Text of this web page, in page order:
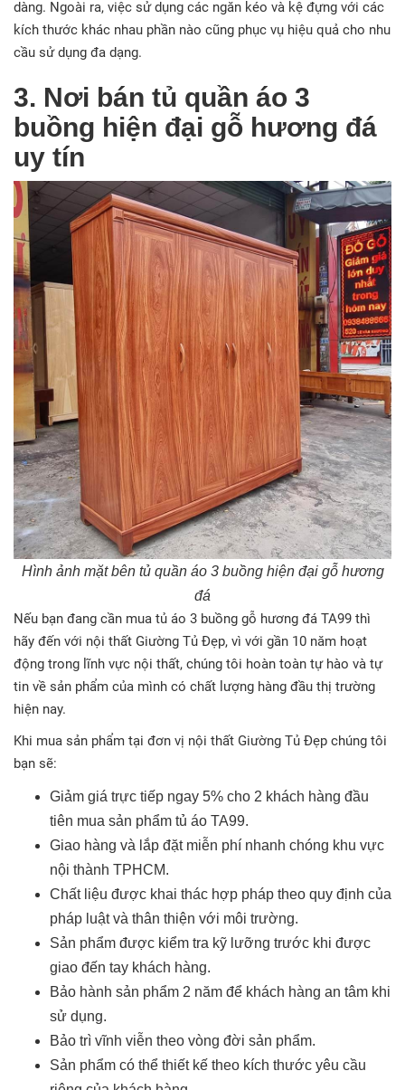
dàng. Ngoài ra, việc sử dụng các ngăn kéo và kệ đựng với các
kích thước khác nhau phần nào cũng phục vụ hiệu quả cho nhu
cầu sử dụng đa dạng.
3. Nơi bán tủ quần áo 3
buồng hiện đại gỗ hương đá
uy tín
Hình ảnh mặt bên tủ quần áo 3 buồng hiện đại gỗ hương
đá
Nếu bạn đang cần mua tủ áo 3 buồng gỗ hương đá TA99 thì
hãy đến với nội thất Giường Tủ Đẹp, vì với gần 10 năm hoạt
động trong lĩnh vực nội thất, chúng tôi hoàn toàn tự hào và tự
tin về sản phẩm của mình có chất lượng hàng đầu thị trường
hiện nay.
Khi mua sản phẩm tại đơn vị nội thất Giường Tủ Đẹp chúng tôi
bạn sẽ:
Giảm giá trực tiếp ngay 5% cho 2 khách hàng đầu
tiên mua sản phẩm tủ áo TA99.
Giao hàng và lắp đặt miễn phí nhanh chóng khu vực
nội thành TPHCM.
Chất liệu được khai thác hợp pháp theo quy định của
pháp luật và thân thiện với môi trường.
Sản phẩm được kiểm tra kỹ lưỡng trước khi được
giao đến tay khách hàng.
Bảo hành sản phẩm 2 năm để khách hàng an tâm khi
sử dụng.
Bảo trì vĩnh viễn theo vòng đời sản phẩm.
Sản phẩm có thể thiết kế theo kích thước yêu cầu